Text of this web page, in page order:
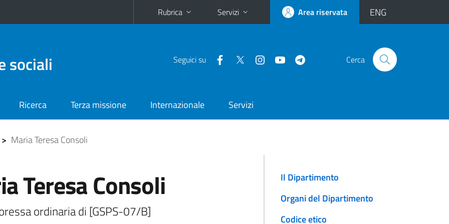
Rubrica Servizi Area riservata ENG
sociali Seguici su Cerca
Ricerca Terza missione Internazionale Servizi
> Maria Teresa Consoli
Teresa Consoli
ordinaria di [GSPS-07/B]
Il Dipartimento
Organi del Dipartimento
Codice etico